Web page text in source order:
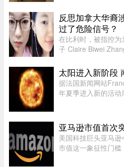
批年轻人围观、起
止。据CTV新闻报道
反思加拿大华裔
过了危险信号？
在比利时，被指控
子 Claire Biwei
急调查其安全审查程
何渗透进入政府体系
太阳进入新阶段
据法国新闻网站
年夏季进入新的活
南磁极，南磁极则
亚马逊市值首次
美国科技巨头亚马
市值这一象征性门